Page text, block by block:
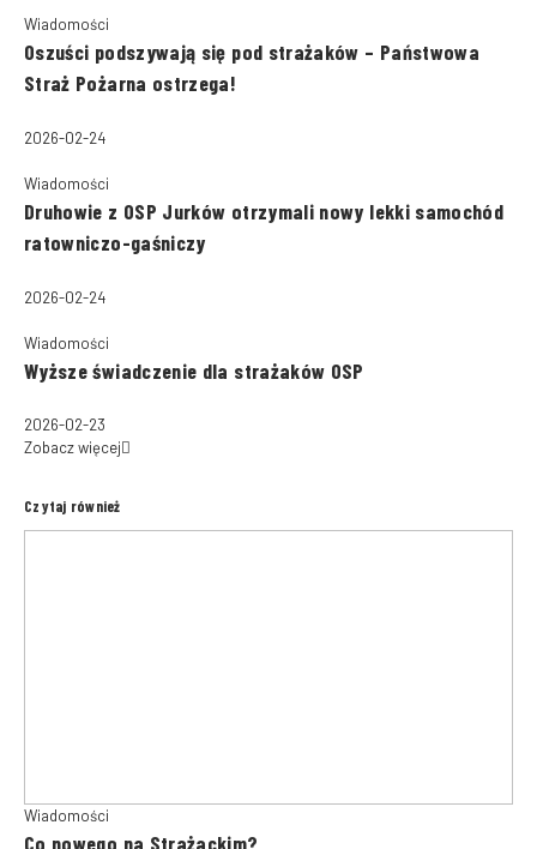
Wiadomości
Oszuści podszywają się pod strażaków – Państwowa
Straż Pożarna ostrzega!
2026-02-24
Wiadomości
Druhowie z OSP Jurków otrzymali nowy lekki samochód
ratowniczo-gaśniczy
2026-02-24
Wiadomości
Wyższe świadczenie dla strażaków OSP
2026-02-23
Zobacz więcej
Czytaj również
Wiadomości
Co nowego na Strażackim?